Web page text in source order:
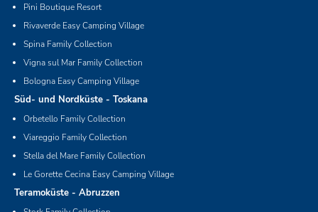
Pini Boutique Resort
Rivaverde Easy Camping Village
Spina Family Collection
Vigna sul Mar Family Collection
Bologna Easy Camping Village
Süd- und Nordküste - Toskana
Orbetello Family Collection
Viareggio Family Collection
Stella del Mare Family Collection
Le Gorette Cecina Easy Camping Village
Teramoküste - Abruzzen